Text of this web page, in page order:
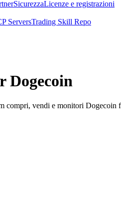
SicurezzaLicenze e registrazioni
ServersTrading Skill Repo
Dogecoin
vendi e monitori Dogecoin